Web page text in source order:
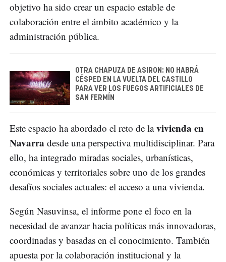
objetivo ha sido crear un espacio estable de
colaboración entre el ámbito académico y la
administración pública.
OTRA CHAPUZA DE ASIRON: NO HABRÁ
CÉSPED EN LA VUELTA DEL CASTILLO
PARA VER LOS FUEGOS ARTIFICIALES DE
SAN FERMÍN
Este espacio ha abordado el reto de lavivienda en
Navarra desde una perspectiva multidisciplinar. Para
ello, ha integrado miradas sociales, urbanísticas,
económicas y territoriales sobre uno de los grandes
desafíos sociales actuales: el acceso a una vivienda.
Según Nasuvinsa, el informe pone el foco en la
necesidad de avanzar hacia políticas más innovadoras,
coordinadas y basadas en el conocimiento. También
apuesta por la colaboración institucional y la